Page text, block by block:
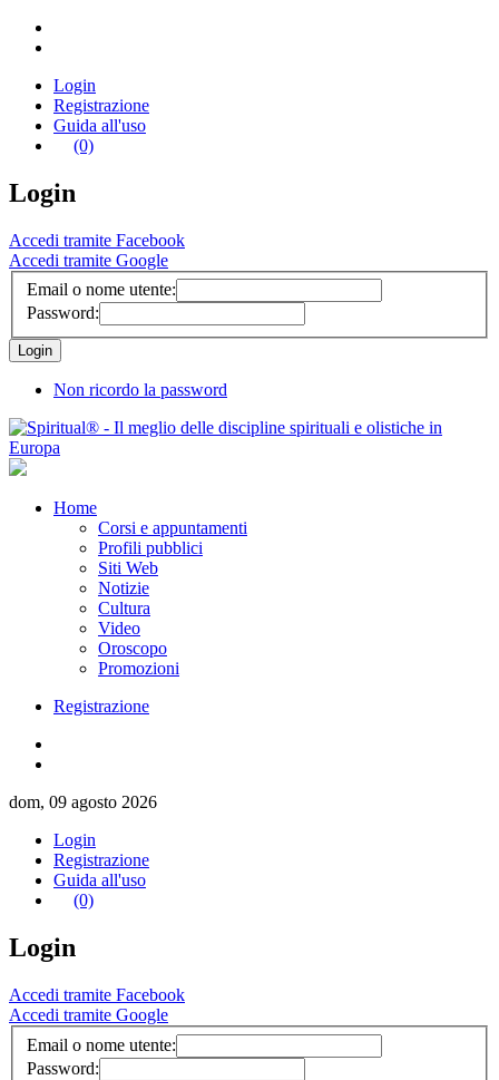
Login
Registrazione
Guida all'uso
(0)
Login
Accedi tramite Facebook
Accedi tramite Google
Email o nome utente:
Password:
Non ricordo la password
Home
Corsi e appuntamenti
Profili pubblici
Siti Web
Notizie
Cultura
Video
Oroscopo
Promozioni
Registrazione
dom, 09 agosto 2026
Login
Registrazione
Guida all'uso
(0)
Login
Accedi tramite Facebook
Accedi tramite Google
Email o nome utente:
Password: